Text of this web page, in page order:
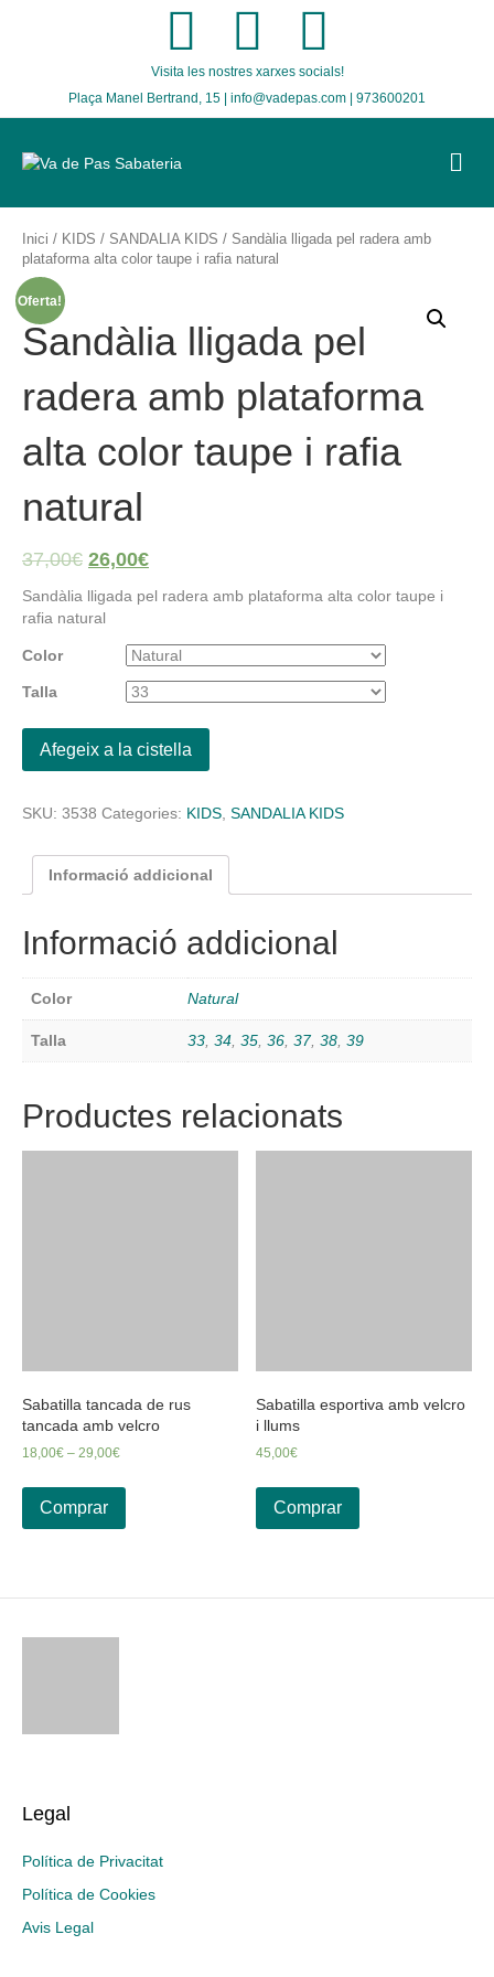
a
b
o
k
w
t
r
n
a
r
a
m
Visita les nostres xarxes socials!
Plaça Manel Bertrand, 15 | info@vadepas.com | 973600201
N
Inici / KIDS / SANDALIA KIDS / Sandàlia lligada pel radera amb
plataforma alta color taupe i rafia natural
Oferta!
Sandàlia lligada pel
radera amb plataforma
alta color taupe i rafia
natural
37,00€ 26,00€
Sandàlia lligada pel radera amb plataforma alta color taupe i
rafia natural
Color
Talla
Afegeix a la cistella
SKU: 3538 Categories: KIDS SANDALIA KIDS
Informació addicional
Informació addicional
Color Natural
Talla 33 34 35 36 37, 38 39
Productes relacionats
Sabatilla tancada de rus
tancada amb velcro
18,00€ – 29,00€
Comprar
Sabatilla esportiva amb velcro
i llums
45,00€
Comprar
Legal
Política de Privacitat
Política de Cookies
Avis Legal